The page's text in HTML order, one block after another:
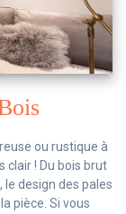
ou rustique à
clair ! Du bois brut
le design des pales
pièce. Si vous